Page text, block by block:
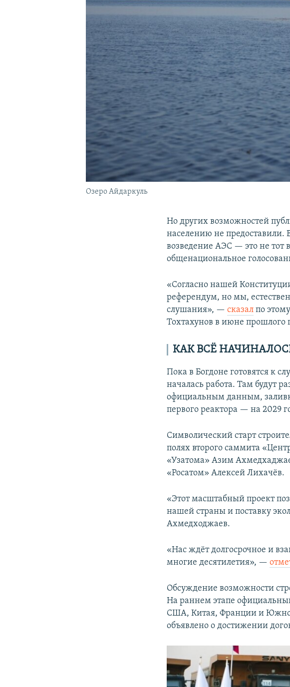
Озеро Айдаркуль
Но других возможностей
населению не предоставили.
возведение АЭС — это не тот
общенациональное
«Согласно нашей
референдум, но мы,
слушания», — сказал по
Тохтахунов в июне прошлого
КАК ВСЁ
Пока в Богдоне готовятся к
началась работа. Там будут
официальным данным,
первого реактора — на 2029
Символический старт
полях второго саммита
«Узатома» Азим
«Росатом» Алексей Лихачёв.
«Этот масштабный проект
нашей страны и поставку
Ахмедходжаев.
«Нас ждёт долгосрочное и
многие десятилетия», —
Обсуждение возможности
На раннем этапе
США, Китая, Франции и
объявлено о достижении